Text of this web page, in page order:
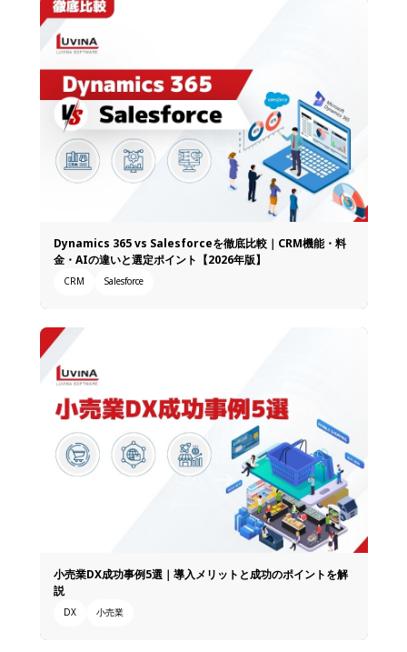
Dynamics 365 vs Salesforceを徹底比較｜CRM機能・料
金・AIの違いと選定ポイント【2026年版】
CRM Salesforce
小売業DX成功事例5選｜導入メリットと成功のポイントを解
説
DX 小売業